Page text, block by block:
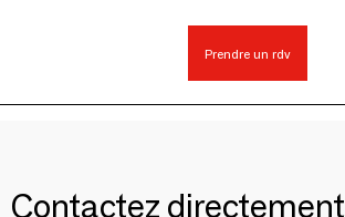
Prendre un rdv
Contactez directement